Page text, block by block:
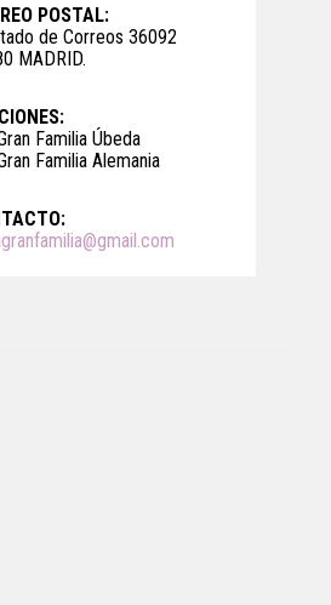
POSTAL:
de Correos 36092
MADRID.
Familia Úbeda
Familia Alemania